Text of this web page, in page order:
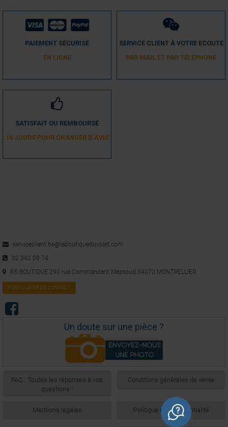
PAIEMENT SÉCURISÉ
EN LIGNE
SERVICE CLIENT À VOTRE ECOUTE
PAR MAIL ET PAR TÉLÉPHONE
SATISFAIT OU REMBOURSÉ
14 JOURS POUR CHANGER D´AVIS
serviceclient.be@laboutiqueduvolet.com
02 342 08 74
RS BOUTIQUE 290 rue Commandant Massoud 34070 MONTPELLIER
FORMULAIRE DE CONTACT
Un doute sur une pièce ?
FAQ : Toutes les réponses à vos
questions !
Conditions générales de vente
Mentions légales Politique de confidentialité